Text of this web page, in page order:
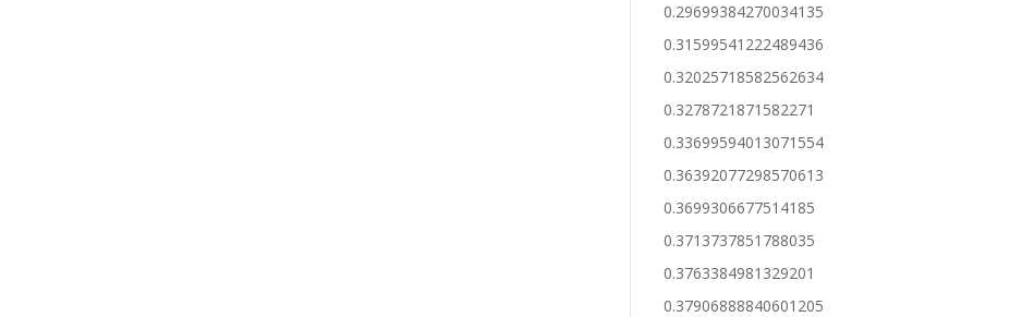
0.29699384270034135
0.31599541222489436
0.32025718582562634
0.3278721871582271
0.33699594013071554
0.36392077298570613
0.3699306677514185
0.3713737851788035
0.3763384981329201
0.37906888840601205